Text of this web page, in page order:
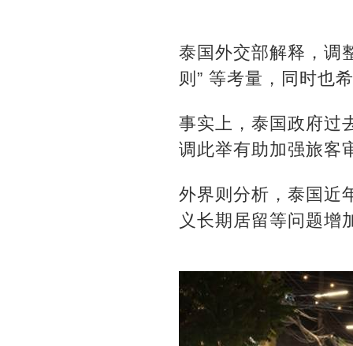
泰国外交部解释，调
则” 等考量，同时也
事实上，泰国政府过
调此举有助加强旅客
外界则分析，泰国近
义长期居留等问题增